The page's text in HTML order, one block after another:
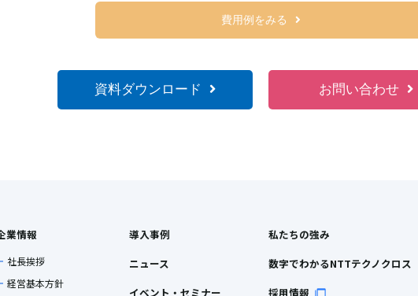
費用例をみる
資料ダウンロード お問い合わせ
業情報
社長挨拶
経営基本方針
導入事例
ニュース
イベント・セミナー
私たちの強み
数字でわかるNTTテクノクロス
採用情報